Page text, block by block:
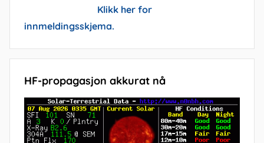
Klikk her for
innmeldingsskjema.
HF-propagasjon akkurat nå